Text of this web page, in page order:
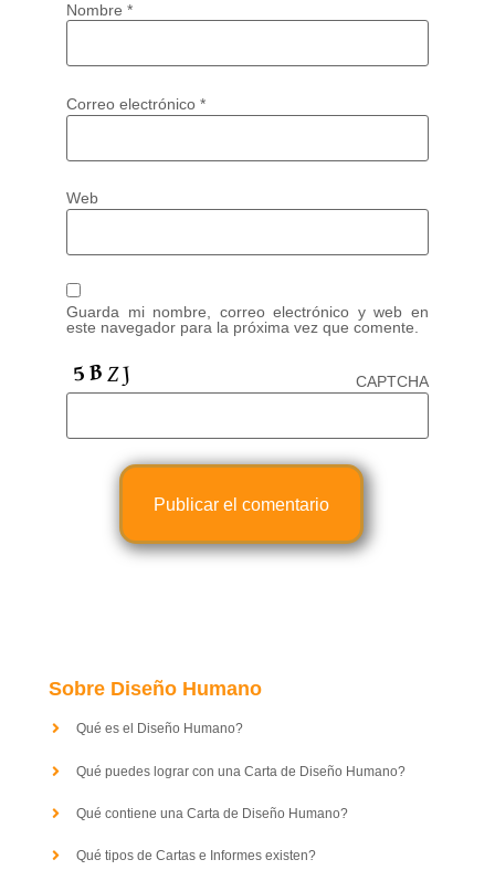
Nombre *
Correo electrónico *
Web
Guarda mi nombre, correo electrónico y web en
este navegador para la próxima vez que comente.
CAPTCHA
Sobre Diseño Humano
Qué es el Diseño Humano?
Qué puedes lograr con una Carta de Diseño Humano?
Qué contiene una Carta de Diseño Humano?
Qué tipos de Cartas e Informes existen?